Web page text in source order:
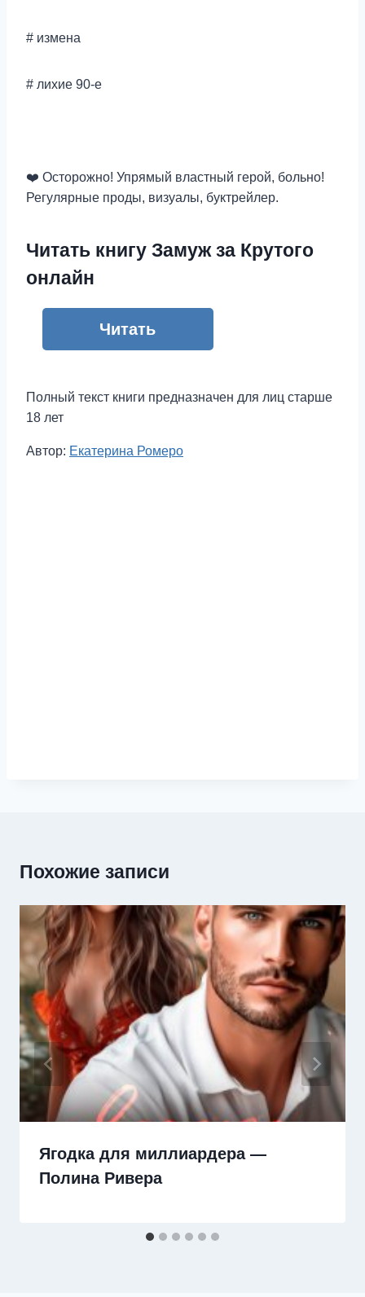
# измена
# лихие 90-е
❤️ Осторожно! Упрямый властный герой, больно!
Регулярные проды, визуалы, буктрейлер.
Читать книгу Замуж за Крутого
онлайн
Читать
Полный текст книги предназначен для лиц старше
18 лет
Метки
Автор: Екатерина Ромеро
Похожие записи
Ягодка для миллиардера —
Полина Ривера